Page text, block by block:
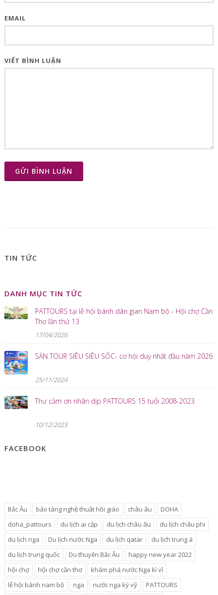
EMAIL
VIẾT BÌNH LUẬN
GỬI BÌNH LUẬN
TIN TỨC
DANH MỤC TIN TỨC
PATTOURS tại lễ hội bánh dân gian Nam bộ - Hội chợ Cần
Thơ lần thứ 13
17/04/2026
SĂN TOUR SIÊU SIÊU SỐC- cơ hội duy nhất đầu năm 2026
25/11/2024
Thư cảm ơn nhân dịp PATTOURS 15 tuổi 2008-2023
10/12/2023
FACEBOOK
Bắc Âu bảo tàng nghệ thuật hồi giáo châu âu
DOHA
doha_pattours
du lịch ai cập du lịch châu âu
du lịch châu phi
du lịch nga
Du lịch nước Nga du lịch qatar
du lịch trung á
du lịch trung quốc
Du thuyền Bắc Âu
happy new year 2022
hội chợ
hội chợ cần thơ
khám phá nước Nga kì vĩ
lễ hội bánh nam bộ
nga nước nga kỳ vỹ
PATTOURS